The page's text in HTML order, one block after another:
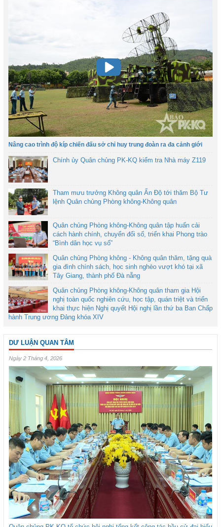
Nâng cao trình độ kíp chiến đấu sở chỉ huy trung đoàn ra đa cảnh giới
Chính ủy Quân chủng PK-KQ kiểm tra Nhà máy Z119
Tham mưu trưởng Không quân Ấn Độ tới thăm Bộ Tư
lệnh Quân chủng Phòng không-Không quân
Quân chủng Phòng không-Không quân tập huấn cải
cách hành chính, chuyển đổi số, triển khai Phong trào
“Bình dân học vụ số”
Quân chủng Phòng không - Không quân thăm, tặng quà
gia đình chính sách, học sinh nghèo vượt khó tại xã
Tây Giang, thành phố Đà nẵng
Quân chủng Phòng không-Không quân tham gia Hội
nghị toàn quốc nghiên cứu, học tập, quán triệt và triển
khai thực hiện Nghị quyết Hội nghị lần thứ ba Ban Chấp
hành Trung ương Đảng khóa XIV
DƯ LUẬN QUAN TÂM
Ngày 2 Tháng 4, 2026